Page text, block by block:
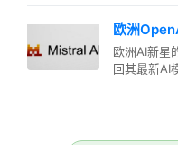
欧洲
欧洲AI新星
回其最新AI